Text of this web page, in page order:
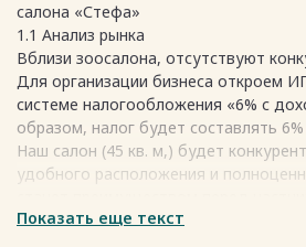
салона «Стефа»
1.1 Анализ рынка
Вблизи зоосалона, отсутствуют
Для организации бизнеса откроем
системе налогообложения «6% с
образом, налог будет составлять
Наш салон (45 кв. м,) будет
удобного расположения и
Для привлечения клиентов важно
Показать еще текст